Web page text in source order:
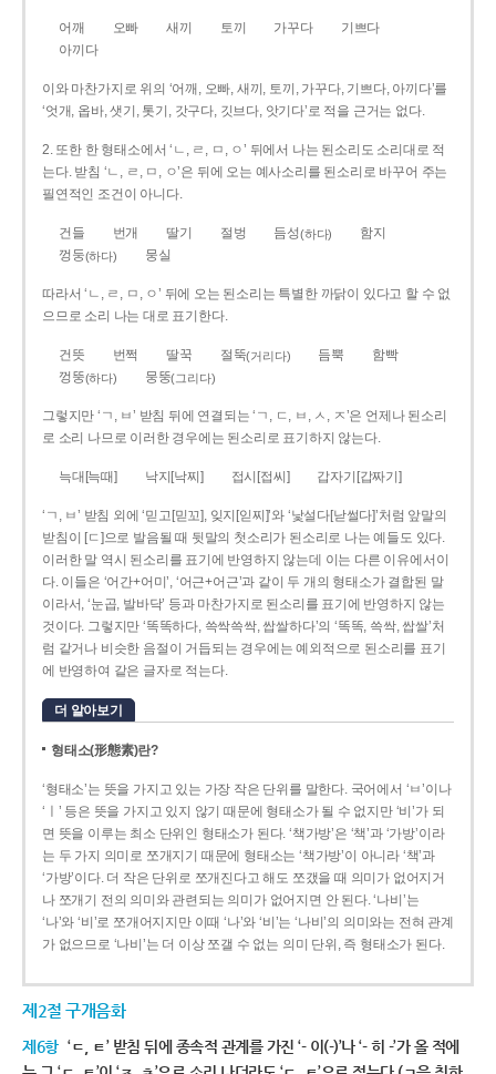
어깨 오빠 새끼 토끼 가꾸다
기쁘다
아끼다
이와 마찬가지로 위의 ‘어깨, 오빠, 새끼, 토끼, 가꾸다, 기쁘다, 아끼다’를
‘엇개, 옵바, 샛기, 톳기, 갓구다, 깃브다, 앗기다’로 적을 근거는 없다.
2. 또한 한 형태소에서 ‘ㄴ, ㄹ, ㅁ, ㅇ’ 뒤에서 나는 된소리도 소리대로 적
는다. 받침 ‘ㄴ, ㄹ, ㅁ, ㅇ’은 뒤에 오는 예사소리를 된소리로 바꾸어 주는
필연적인 조건이 아니다.
건들 번개 딸기 절벙 듬성(하다)
함지
껑둥(하다) 뭉실
따라서 ‘ㄴ, ㄹ, ㅁ, ㅇ’ 뒤에 오는 된소리는 특별한 까닭이 있다고 할 수 없
으므로 소리 나는 대로 표기한다.
건뜻 번쩍 딸꾹 절뚝(거리다) 듬뿍
함빡
껑뚱(하다) 뭉뚱(그리다)
그렇지만 ‘ㄱ, ㅂ’ 받침 뒤에 연결되는 ‘ㄱ, ㄷ, ㅂ, ㅅ, ㅈ’은 언제나 된소리
로 소리 나므로 이러한 경우에는 된소리로 표기하지 않는다.
늑대[늑때] 낙지[낙찌] 접시[접씨] 갑자기[갑짜기]
‘ㄱ, ㅂ’ 받침 외에 ‘믿고[믿꼬], 잊지[읻찌]’와 ‘낯설다[낟썰다]’처럼 앞말의
받침이 [ㄷ]으로 발음될 때 뒷말의 첫소리가 된소리로 나는 예들도 있다.
이러한 말 역시 된소리를 표기에 반영하지 않는데 이는 다른 이유에서이
다. 이들은 ‘어간+어미’, ‘어근+어근’과 같이 두 개의 형태소가 결합된 말
이라서, ‘눈곱, 발바닥’ 등과 마찬가지로 된소리를 표기에 반영하지 않는
것이다. 그렇지만 ‘똑똑하다, 쓱싹쓱싹, 쌉쌀하다’의 ‘똑똑, 쓱싹, 쌉쌀’처
럼 같거나 비슷한 음절이 거듭되는 경우에는 예외적으로 된소리를 표기
에 반영하여 같은 글자로 적는다.
더 알아보기
형태소(形態素)란?
‘형태소’는 뜻을 가지고 있는 가장 작은 단위를 말한다. 국어에서 ‘ㅂ’이나
‘ㅣ’ 등은 뜻을 가지고 있지 않기 때문에 형태소가 될 수 없지만 ‘비’가 되
면 뜻을 이루는 최소 단위인 형태소가 된다. ‘책가방’은 ‘책’과 ‘가방’이라
는 두 가지 의미로 쪼개지기 때문에 형태소는 ‘책가방’이 아니라 ‘책’과
‘가방’이다. 더 작은 단위로 쪼개진다고 해도 쪼갰을 때 의미가 없어지거
나 쪼개기 전의 의미와 관련되는 의미가 없어지면 안 된다. ‘나비’는
‘나’와 ‘비’로 쪼개어지지만 이때 ‘나’와 ‘비’는 ‘나비’의 의미와는 전혀 관계
가 없으므로 ‘나비’는 더 이상 쪼갤 수 없는 의미 단위, 즉 형태소가 된다.
제2절 구개음화
제6항 ‘ㄷ, ㅌ’ 받침 뒤에 종속적 관계를 가진 ‘- 이(-)’나 ‘- 히 -’가 올 적에